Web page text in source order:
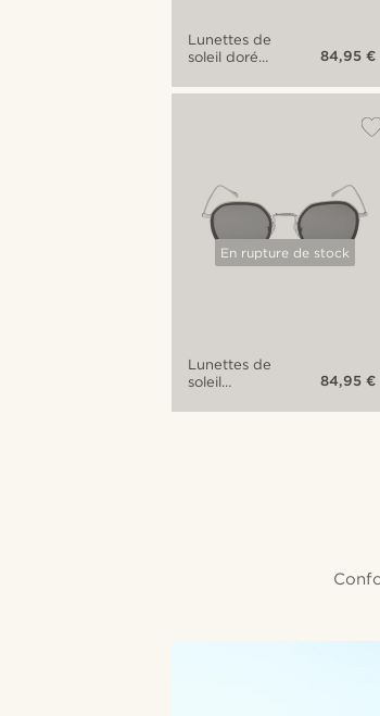
Lunettes de
soleil dorées
à verres
84,95 €
En rupture de stock
Lunettes de
soleil
Wylie Thea
84,95 €